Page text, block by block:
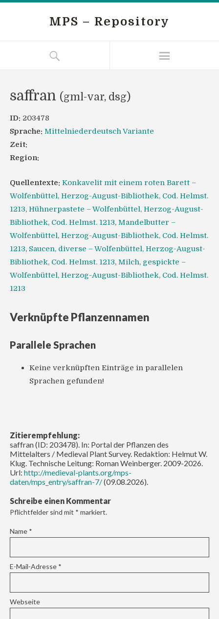
MPS – Repository
saffran (gml-var, dsg)
ID: 203478
Sprache: Mittelniederdeutsch Variante
Zeit:
Region:
Quellentexte: Konkavelit mit einem roten Barett –
Wolfenbüttel, Herzog-August-Bibliothek, Cod. Helmst.
1213, Hühnerpastete – Wolfenbüttel, Herzog-August-
Bibliothek, Cod. Helmst. 1213, Mandelbutter –
Wolfenbüttel, Herzog-August-Bibliothek, Cod. Helmst.
1213, Saucen, diverse – Wolfenbüttel, Herzog-August-
Bibliothek, Cod. Helmst. 1213, Milch, gespickte –
Wolfenbüttel, Herzog-August-Bibliothek, Cod. Helmst.
1213
Verknüpfte Pflanzennamen
Parallele Sprachen
Keine verknüpften Einträge in parallelen
Sprachen gefunden!
Zitierempfehlung:
saffran (ID: 203478). In: Portal der Pflanzen des
Mittelalters / Medieval Plant Survey. Redaktion: Helmut W.
Klug. Technische Leitung: Roman Weinberger. 2009-2026.
Url: http://medieval-plants.org/mps-
daten/mps_entry/saffran-7/(09.08.2026).
Schreibe einen Kommentar
Pflichtfelder sind mit * markiert.
Name *
E-Mail-Adresse *
Webseite